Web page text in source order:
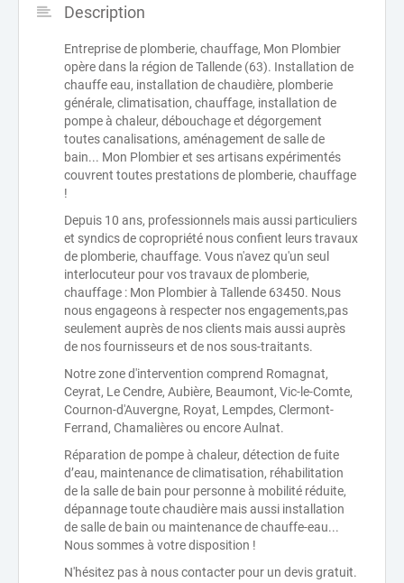
Description
Entreprise de plomberie, chauffage, Mon Plombier
opère dans la région de Tallende (63). Installation de
chauffe eau, installation de chaudière, plomberie
générale, climatisation, chauffage, installation de
pompe à chaleur, débouchage et dégorgement
toutes canalisations, aménagement de salle de
bain... Mon Plombier et ses artisans expérimentés
couvrent toutes prestations de plomberie, chauffage
!
Depuis 10 ans, professionnels mais aussi particuliers
et syndics de copropriété nous confient leurs travaux
de plomberie, chauffage. Vous n'avez qu'un seul
interlocuteur pour vos travaux de plomberie,
chauffage : Mon Plombier à Tallende 63450. Nous
nous engageons à respecter nos engagements,pas
seulement auprès de nos clients mais aussi auprès
de nos fournisseurs et de nos sous-traitants.
Notre zone d'intervention comprend Romagnat,
Ceyrat, Le Cendre, Aubière, Beaumont, Vic-le-Comte,
Cournon-d'Auvergne, Royat, Lempdes, Clermont-
Ferrand, Chamalières ou encore Aulnat.
Réparation de pompe à chaleur, détection de fuite
d’eau, maintenance de climatisation, réhabilitation
de la salle de bain pour personne à mobilité réduite,
dépannage toute chaudière mais aussi installation
de salle de bain ou maintenance de chauffe-eau...
Nous sommes à votre disposition !
N'hésitez pas à nous contacter pour un devis gratuit.